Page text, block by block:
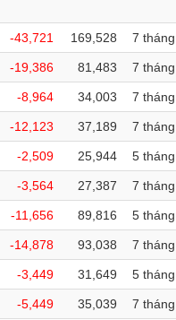
-43,721 169,528 7 tháng
-19,386 81,483 7 tháng
-8,964 34,003 7 tháng
-12,123 37,189 7 tháng
-2,509 25,944 5 tháng
-3,564 27,387 7 tháng
-11,656 89,816 5 tháng
-14,878 93,038 7 tháng
-3,449 31,649 5 tháng
-5,449 35,039 7 tháng